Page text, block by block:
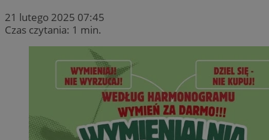
21 lutego 2025 07:45
Czas czytania: 1 min.